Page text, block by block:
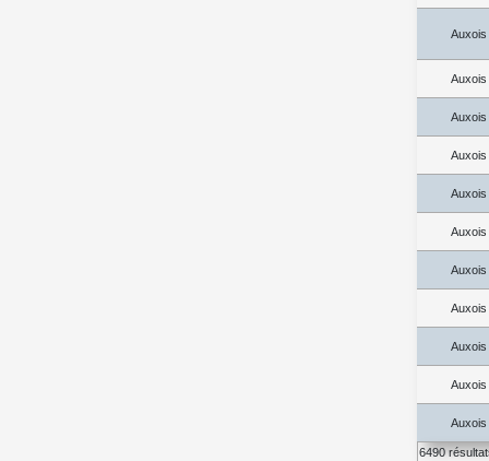
Auxois
Auxois
Auxois
Auxois
Auxois
Auxois
Auxois
Auxois
Auxois
Auxois
Auxois
6490